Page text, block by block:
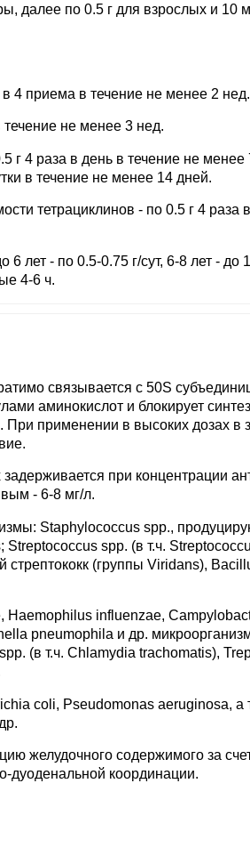
далее по 0.5 г для взрослых и 10
4 приема в течение не менее 2 нед.
течение не менее 3 нед.
4 раза в день в течение не менее
в течение не менее 14 дней.
тетрациклинов - по 0.5 г 4 раза в
лет - по 0.5-0.75 г/сут, 6-8 лет - до 1
4-6 ч.
связывается с 50S
аминокислот и блокирует
При применении в высоких дозах в
при концентрации
- 6-8 мг/л.
Staphylococcus spp.,
spp. (в т.ч.
(группы Viridans),
Haemophilus influenzae,
pneumophila и др.
(в т.ч. Chlamydia trachomatis),
coli, Pseudomonas aeruginosa, а
желудочного содержимого за
дуоденальной координации.